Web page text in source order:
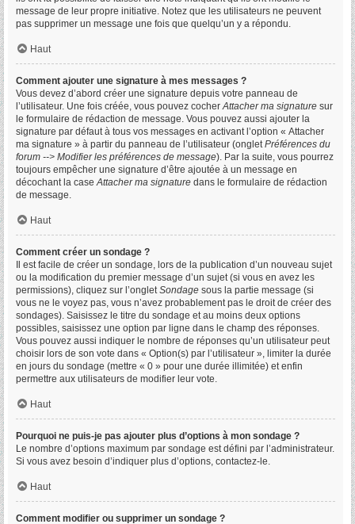
message de leur propre initiative. Notez que les utilisateurs ne peuvent
pas supprimer un message une fois que quelqu’un y a répondu.
Haut
Comment ajouter une signature à mes messages ?
Vous devez d’abord créer une signature depuis votre panneau de
l’utilisateur. Une fois créée, vous pouvez cocherAttacher ma signature sur
le formulaire de rédaction de message. Vous pouvez aussi ajouter la
signature par défaut à tous vos messages en activant l’option « Attacher
ma signature » à partir du panneau de l’utilisateur (ongletPréférences du
forum --> Modifier les préférences de message). Par la suite, vous pourrez
toujours empêcher une signature d’être ajoutée à un message en
décochant la caseAttacher ma signature dans le formulaire de rédaction
de message.
Haut
Comment créer un sondage ?
Il est facile de créer un sondage, lors de la publication d’un nouveau sujet
ou la modification du premier message d’un sujet (si vous en avez les
permissions), cliquez sur l’ongletSondage sous la partie message (si
vous ne le voyez pas, vous n’avez probablement pas le droit de créer des
sondages). Saisissez le titre du sondage et au moins deux options
possibles, saisissez une option par ligne dans le champ des réponses.
Vous pouvez aussi indiquer le nombre de réponses qu’un utilisateur peut
choisir lors de son vote dans « Option(s) par l’utilisateur », limiter la durée
en jours du sondage (mettre « 0 » pour une durée illimitée) et enfin
permettre aux utilisateurs de modifier leur vote.
Haut
Pourquoi ne puis-je pas ajouter plus d’options à mon sondage ?
Le nombre d’options maximum par sondage est défini par l’administrateur.
Si vous avez besoin d’indiquer plus d’options, contactez-le.
Haut
Comment modifier ou supprimer un sondage ?